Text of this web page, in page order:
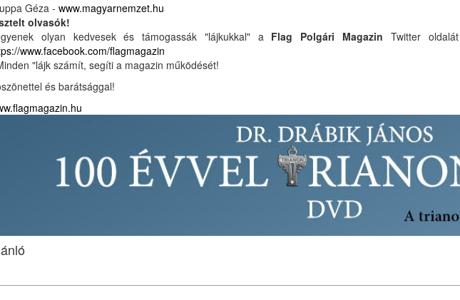
Géza - www.magyarnemzet.hu
olvasók!
olyan kedvesek és támogassák "lájkukkal" a Flag Polgári Magazin Twitter
www.facebook.com/flagmagazin
"lájk számít, segíti a magazin működését!
és barátsággal!